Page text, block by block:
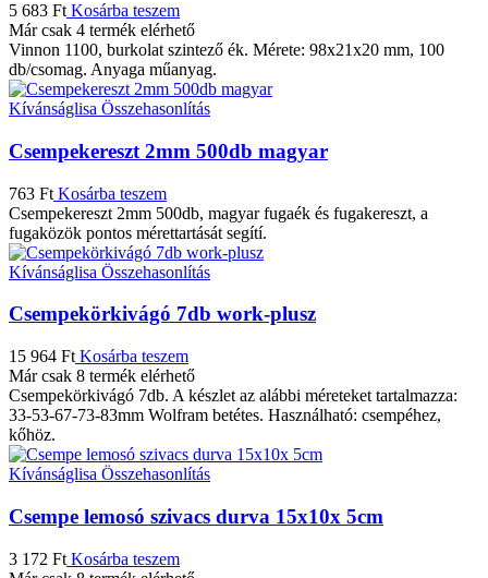
5 683 Ft Kosárba teszem
Már csak 4 termék elérhető
Vinnon 1100, burkolat szintező ék. Mérete: 98x21x20 mm, 100
db/csomag. Anyaga műanyag.
Kívánságlisa Összehasonlítás
Csempekereszt 2mm 500db magyar
763 Ft Kosárba teszem
Csempekereszt 2mm 500db, magyar fugaék és fugakereszt, a
fugaközök pontos mérettartását segítí.
Kívánságlisa Összehasonlítás
Csempekörkivágó 7db work-plusz
15 964 Ft Kosárba teszem
Már csak 8 termék elérhető
Csempekörkivágó 7db. A készlet az alábbi méreteket tartalmazza:
33-53-67-73-83mm Wolfram betétes. Használható: csempéhez,
kőhöz.
Kívánságlisa Összehasonlítás
Csempe lemosó szivacs durva 15x10x 5cm
3 172 Ft Kosárba teszem